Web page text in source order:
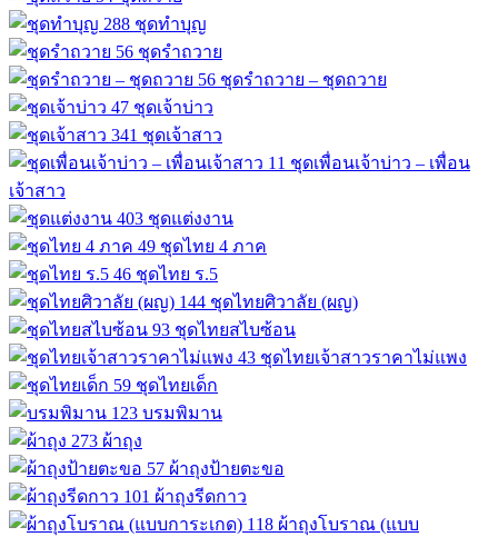
288 ชุดทำบุญ
56 ชุดรำถวาย
56 ชุดรำถวาย – ชุดถวาย
47 ชุดเจ้าบ่าว
341 ชุดเจ้าสาว
11 ชุดเพื่อนเจ้าบ่าว – เพื่อน
เจ้าสาว
403 ชุดแต่งงาน
49 ชุดไทย 4 ภาค
46 ชุดไทย ร.5
144 ชุดไทยศิวาลัย (ผญ)
93 ชุดไทยสไบซ้อน
43 ชุดไทยเจ้าสาวราคาไม่แพง
59 ชุดไทยเด็ก
123 บรมพิมาน
273 ผ้าถุง
57 ผ้าถุงป้ายตะขอ
101 ผ้าถุงรีดกาว
118 ผ้าถุงโบราณ (แบบ